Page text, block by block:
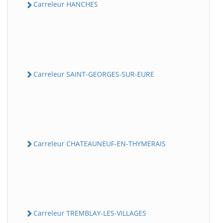
Carreleur HANCHES
Carreleur SAINT-GEORGES-SUR-EURE
Carreleur CHATEAUNEUF-EN-THYMERAIS
Carreleur TREMBLAY-LES-VILLAGES